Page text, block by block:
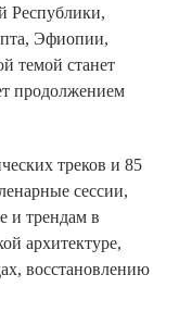
Республики,
Эфиопии,
темой станет
продолжением
треков и 85
сессии,
и трендам в
архитектуре,
восстановлению